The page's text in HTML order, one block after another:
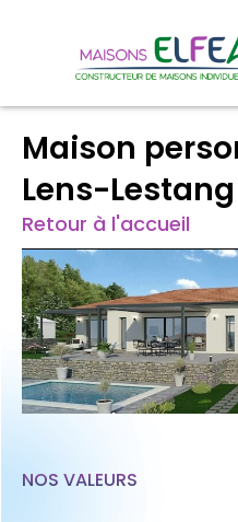
Maison
Lens-
Retour à l'accueil
NOS VALEURS